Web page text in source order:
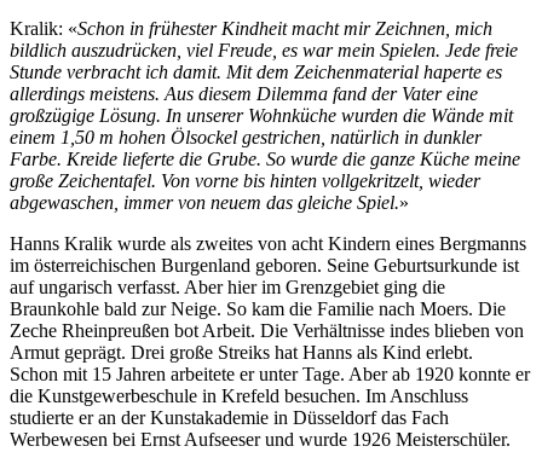
Kralik: «Schon in frühester Kindheit macht mir Zeichnen, mich
bildlich auszudrücken, viel Freude, es war mein Spielen. Jede freie
Stunde verbracht ich damit. Mit dem Zeichenmaterial haperte es
allerdings meistens. Aus diesem Dilemma fand der Vater eine
großzügige Lösung. In unserer Wohnküche wurden die Wände mit
einem 1,50 m hohen Ölsockel gestrichen, natürlich in dunkler
Farbe. Kreide lieferte die Grube. So wurde die ganze Küche meine
große Zeichentafel. Von vorne bis hinten vollgekritzelt, wieder
abgewaschen, immer von neuem das gleiche Spiel.»
Hanns Kralik wurde als zweites von acht Kindern eines Bergmanns
im österreichischen Burgenland geboren. Seine Geburtsurkunde ist
auf ungarisch verfasst. Aber hier im Grenzgebiet ging die
Braunkohle bald zur Neige. So kam die Familie nach Moers. Die
Zeche Rheinpreußen bot Arbeit. Die Verhältnisse indes blieben von
Armut geprägt. Drei große Streiks hat Hanns als Kind erlebt.
Schon mit 15 Jahren arbeitete er unter Tage. Aber ab 1920 konnte er
die Kunstgewerbeschule in Krefeld besuchen. Im Anschluss
studierte er an der Kunstakademie in Düsseldorf das Fach
Werbewesen bei Ernst Aufseeser und wurde 1926 Meisterschüler.